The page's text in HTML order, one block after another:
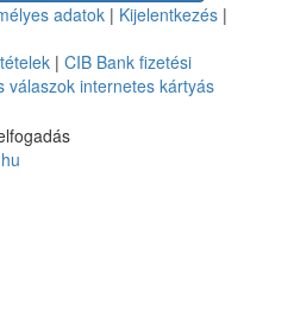
adatok | Kijelentkezés |
| CIB Bank fizetési
válaszok internetes kártyás